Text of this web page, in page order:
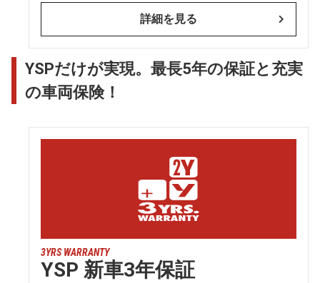
詳細を見る
YSPだけが実現。最長5年の保証と充実
の車両保険！
3YRS WARRANTY
YSP 新車3年保証